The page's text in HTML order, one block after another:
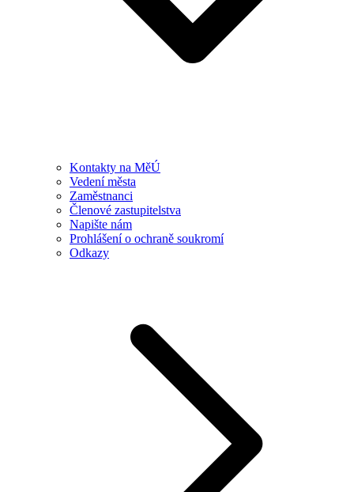
Kontakty na MěÚ
Vedení města
Zaměstnanci
Členové zastupitelstva
Napište nám
Prohlášení o ochraně soukromí
Odkazy